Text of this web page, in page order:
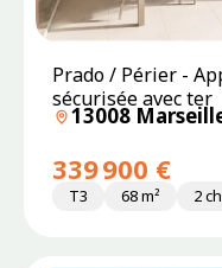
Prado / Périer -
sécurisée avec ter
13008
339 900 €
T3 68 m² 2